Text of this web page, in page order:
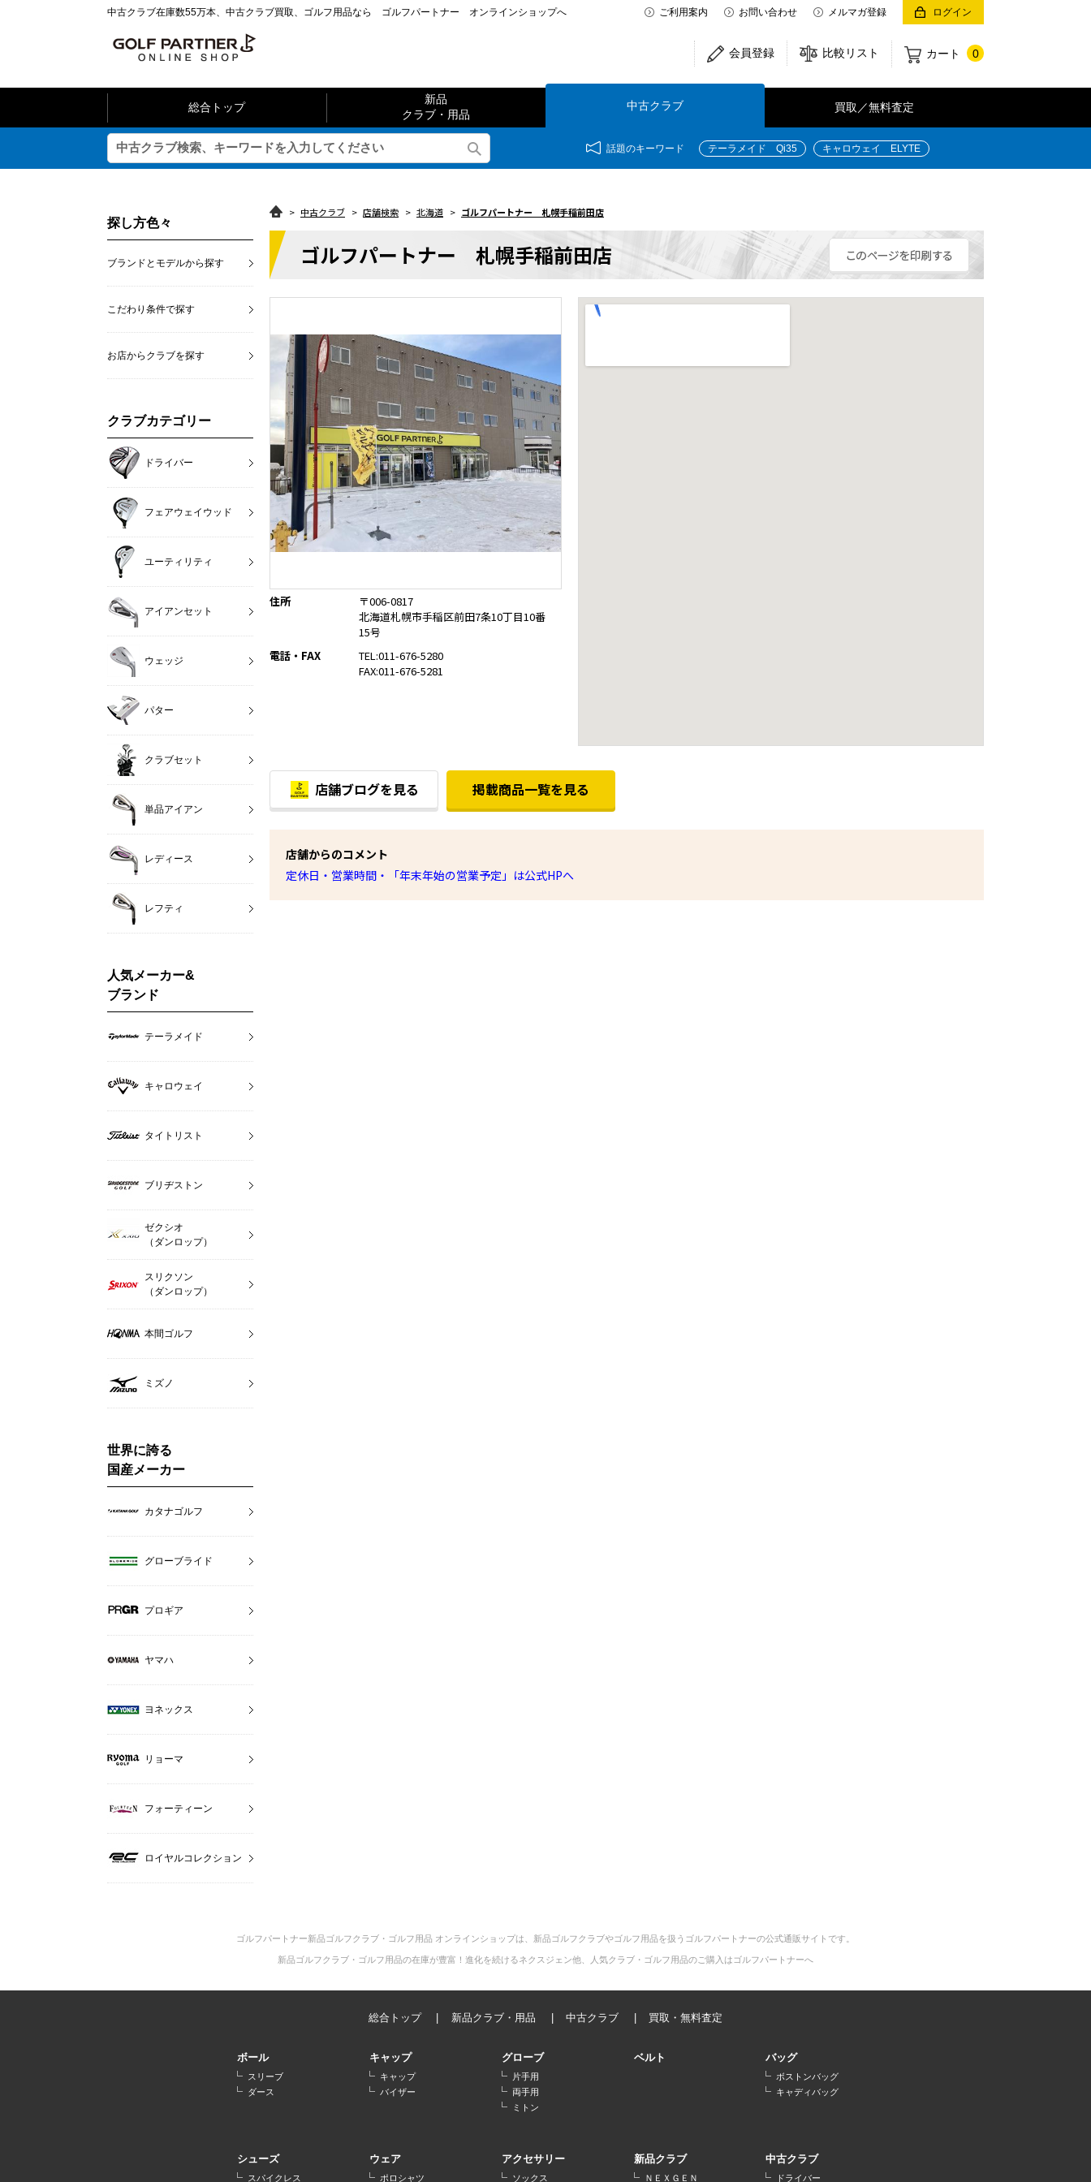
中古クラブ在庫数55万本、中古クラブ買取、ゴルフ用品なら ゴルフパートナー オンラインショップへ ご利用案内 お問い合わせ メルマガ登録 ログイン
カート 0
比較リスト
会員登録
総合トップ
新品
クラブ・用品
中古クラブ 買取／無料査定
話題のキーワード テーラメイド Qi35 キャロウェイ ELYTE
> 中古クラブ > 店舗検索 > 北海道 > ゴルフパートナー 札幌手稲前田店
ゴルフパートナー 札幌手稲前田店
住所
〒006-0817
北海道札幌市手稲区前田7条10丁目10番
15号
電話・FAX
TEL:011-676-5280
FAX:011-676-5281
店舗ブログを見る 掲載商品一覧を見る
店舗からのコメント
定休日・営業時間・「年末年始の営業予定」は公式HPへ
探し方色々
ブランドとモデルから探す
こだわり条件で探す
お店からクラブを探す
クラブカテゴリー
ドライバー
フェアウェイウッド
ユーティリティ
アイアンセット
ウェッジ
パター
クラブセット
単品アイアン
レディース
レフティ
人気メーカー&
ブランド
テーラメイド
キャロウェイ
タイトリスト
ブリヂストン
ゼクシオ
（ダンロップ）
スリクソン
（ダンロップ）
本間ゴルフ
ミズノ
世界に誇る
国産メーカー
カタナゴルフ
グローブライド
プロギア
ヤマハ
ヨネックス
リョーマ
フォーティーン
ロイヤルコレクション
ゴルフパートナー新品ゴルフクラブ・ゴルフ用品 オンラインショップは、新品ゴルフクラブやゴルフ用品を扱うゴルフパートナーの公式通販サイトです。
新品ゴルフクラブ・ゴルフ用品の在庫が豊富！進化を続けるネクスジェン他、人気クラブ・ゴルフ用品のご購入はゴルフパートナーへ
総合トップ 新品クラブ・用品 中古クラブ 買取・無料査定
ボール
スリーブ
ダース
キャップ
キャップ
バイザー
グローブ
片手用
両手用
ミトン
ベルト バッグ
ボストンバッグ
キャディバッグ
シューズ
スパイクレス
ウェア
ポロシャツ
アクセサリー
ソックス
新品クラブ
ＮＥＸＧＥＮ
中古クラブ
ドライバー